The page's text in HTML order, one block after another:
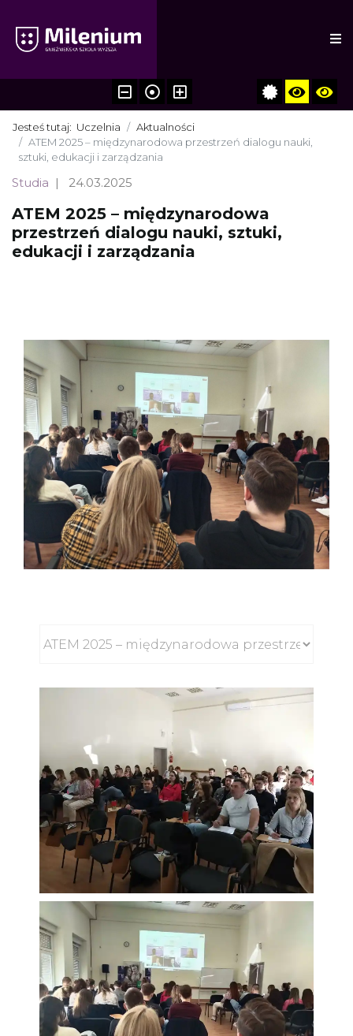
Jesteś tutaj: Uczelnia
Aktualności
ATEM 2025 – międzynarodowa przestrzeń dialogu nauki,
sztuki, edukacji i zarządzania
Studia 24.03.2025
ATEM 2025 – międzynarodowa
przestrzeń dialogu nauki, sztuki,
edukacji i zarządzania